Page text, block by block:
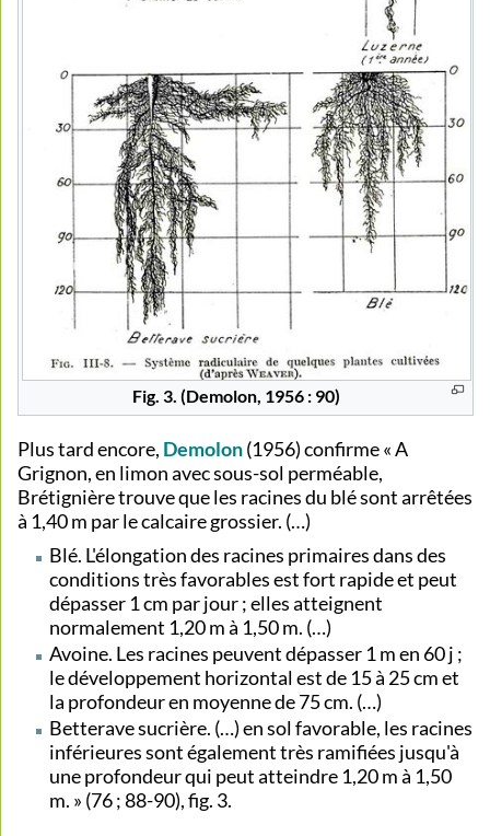
Fig. 3. (Demolon, 1956 : 90)
Plus tard encore, Demolon(1956) confirme « A
Grignon, en limon avec sous-sol perméable,
Brétignière trouve que les racines du blé sont arrêtées
à 1,40 m par le calcaire grossier. (…)
Blé. L'élongation des racines primaires dans des
conditions très favorables est fort rapide et peut
dépasser 1 cm par jour ; elles atteignent
normalement 1,20 m à 1,50 m. (…)
Avoine. Les racines peuvent dépasser 1 m en 60 j ;
le développement horizontal est de 15 à 25 cm et
la profondeur en moyenne de 75 cm. (…)
Betterave sucrière. (…) en sol favorable, les racines
inférieures sont également très ramifiées jusqu'à
une profondeur qui peut atteindre 1,20 m à 1,50
m. » (76 ; 88-90), fig. 3.